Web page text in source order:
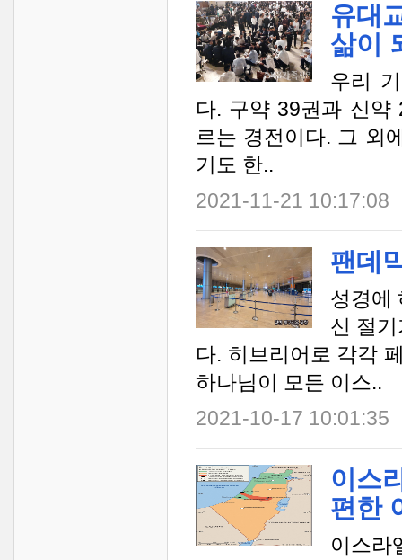
유대
삶이
우리
다. 구약 39권과 신약
르는 경전이다. 그 외
기도 한..
2021-11-21 10:17:08
팬데
성경에
신 절
다. 히브리어로 각각
하나님이 모든 이스..
2021-10-17 10:01:35
이스
편한
이스라